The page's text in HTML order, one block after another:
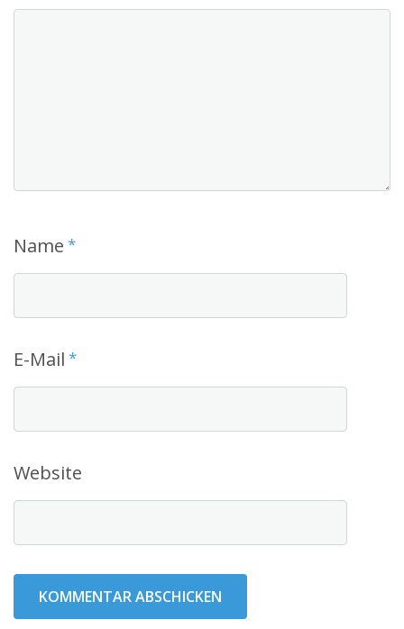
Name *
E-Mail *
Website